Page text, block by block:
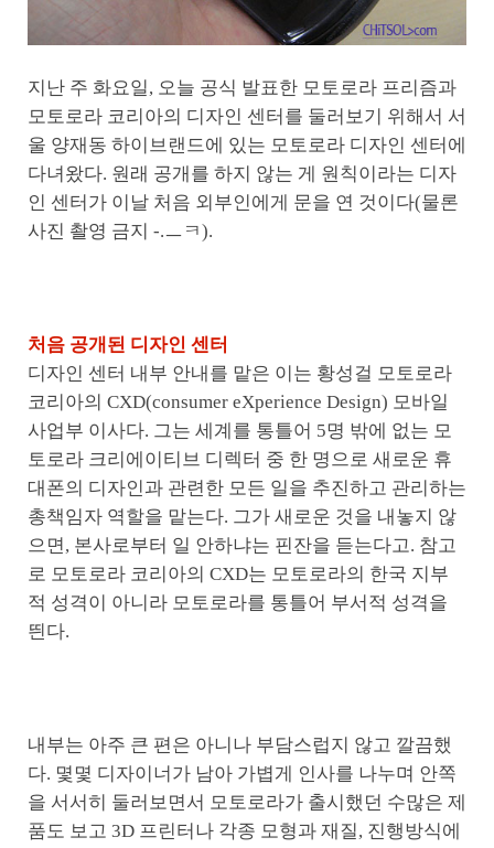
지난 주 화요일, 오늘 공식 발표한 모토로라 프리즘과
모토로라 코리아의 디자인 센터를 둘러보기 위해서 서
울 양재동 하이브랜드에 있는 모토로라 디자인 센터에
다녀왔다. 원래 공개를 하지 않는 게 원칙이라는 디자
인 센터가 이날 처음 외부인에게 문을 연 것이다(물론
사진 촬영 금지 -.ㅡㅋ).
처음 공개된 디자인 센터
디자인 센터 내부 안내를 맡은 이는 황성걸 모토로라
코리아의 CXD(consumer eXperience Design) 모바일
사업부 이사다. 그는 세계를 통틀어 5명 밖에 없는 모
토로라 크리에이티브 디렉터 중 한 명으로 새로운 휴
대폰의 디자인과 관련한 모든 일을 추진하고 관리하는
총책임자 역할을 맡는다. 그가 새로운 것을 내놓지 않
으면, 본사로부터 일 안하냐는 핀잔을 듣는다고. 참고
로 모토로라 코리아의 CXD는 모토로라의 한국 지부
적 성격이 아니라 모토로라를 통틀어 부서적 성격을
띈다.
내부는 아주 큰 편은 아니나 부담스럽지 않고 깔끔했
다. 몇몇 디자이너가 남아 가볍게 인사를 나누며 안쪽
을 서서히 둘러보면서 모토로라가 출시했던 수많은 제
품도 보고 3D 프린터나 각종 모형과 재질, 진행방식에